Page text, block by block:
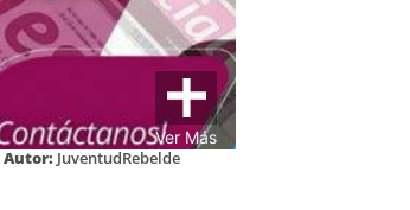
Ver Más
Autor: JuventudRebelde